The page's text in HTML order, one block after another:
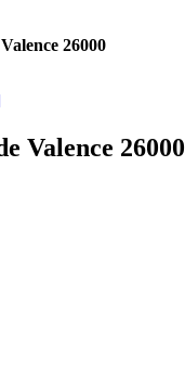
26000
Valence 26000